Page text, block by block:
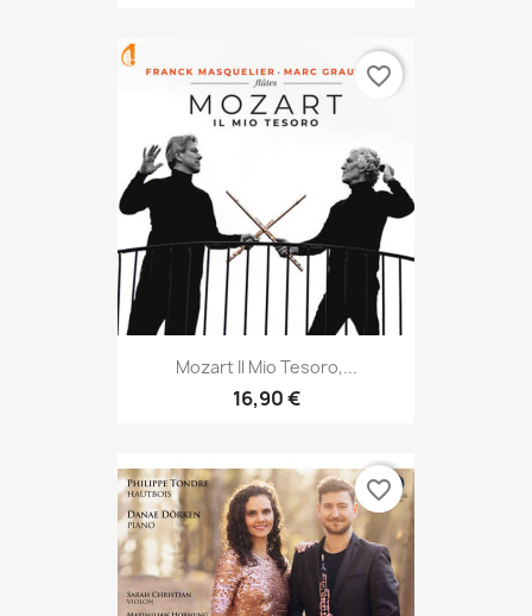
Mozart Il Mio Tesoro,...
16,90 €
favorite_border
favorite_border